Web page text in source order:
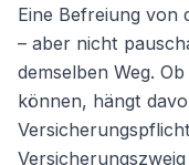
Eine Befreiung von
– aber nicht
demselben Weg.
können, hängt